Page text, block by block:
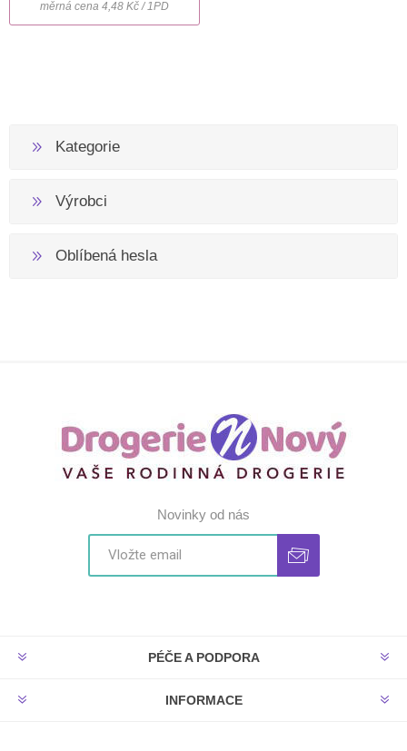
měrná cena 4,48 Kč / 1PD
Kategorie
Výrobci
Oblíbená hesla
Novinky od nás
PÉČE A PODPORA
INFORMACE